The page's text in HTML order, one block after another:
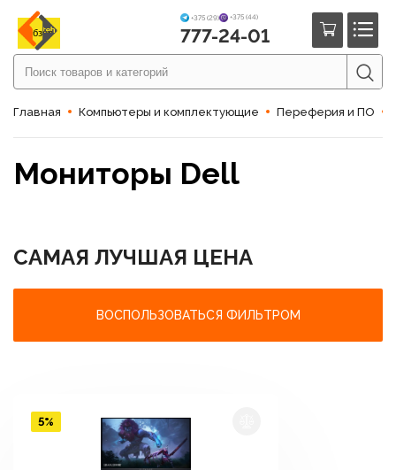
+375 (29) +375 (44)
777-24-01
Главная Компьютеры и комплектующие Переферия и ПО
Мониторы Dell
САМАЯ ЛУЧШАЯ ЦЕНА
ВОСПОЛЬЗОВАТЬСЯ ФИЛЬТРОМ
5%
Обзор